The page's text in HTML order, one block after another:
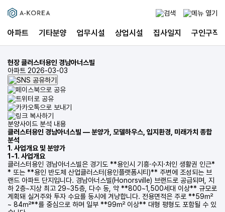
아파트 기타분양 업무시설 상업시설 집사일지 구인구직
현장클러스터용인 경남아너스빌
아파트 2026-03-03
분양사이드 분석 내용
클러스터용인 경남아너스빌 — 분양가, 모델하우스, 입지환경, 미래가치 종합
분석
1. 사업개요 및 분양가
1-1. 사업개요
클러스터용인 경남아너스빌은 경기도 **용인시 기흥·수지·처인 생활권 인근*
* 또는 **용인 반도체 산업클러스터(용인플랫폼시티)** 주변에 조성되는 브
랜드 아파트 단지입니다. 경남아너스빌(Honorsville) 브랜드로 공급되며, 지
하 2층~지상 최고 29~35층, 다수 동, 약 **800~1,500세대 이상** 규모로
계획돼 실거주와 투자 수요를 동시에 겨냥합니다. 전용면적은 주로 **59㎡
~ 84㎡**를 중심으로 하며 일부 **99㎡ 이상** 대형 평형도 포함될 수 있